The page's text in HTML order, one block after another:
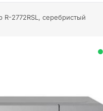
2772RSL, серебристый